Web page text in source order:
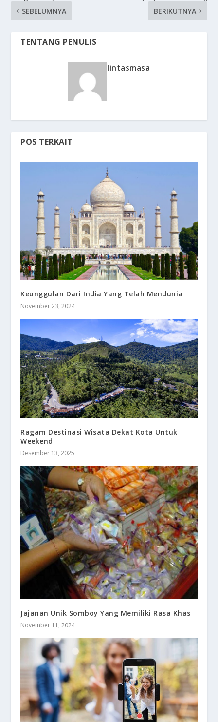
SEBELUMNYA
BERIKUTNYA
TENTANG PENULIS
lintasmasa
POS TERKAIT
Keunggulan Dari India Yang Telah Mendunia
November 23, 2024
Ragam Destinasi Wisata Dekat Kota Untuk
Weekend
Desember 13, 2025
Jajanan Unik Somboy Yang Memiliki Rasa Khas
November 11, 2024